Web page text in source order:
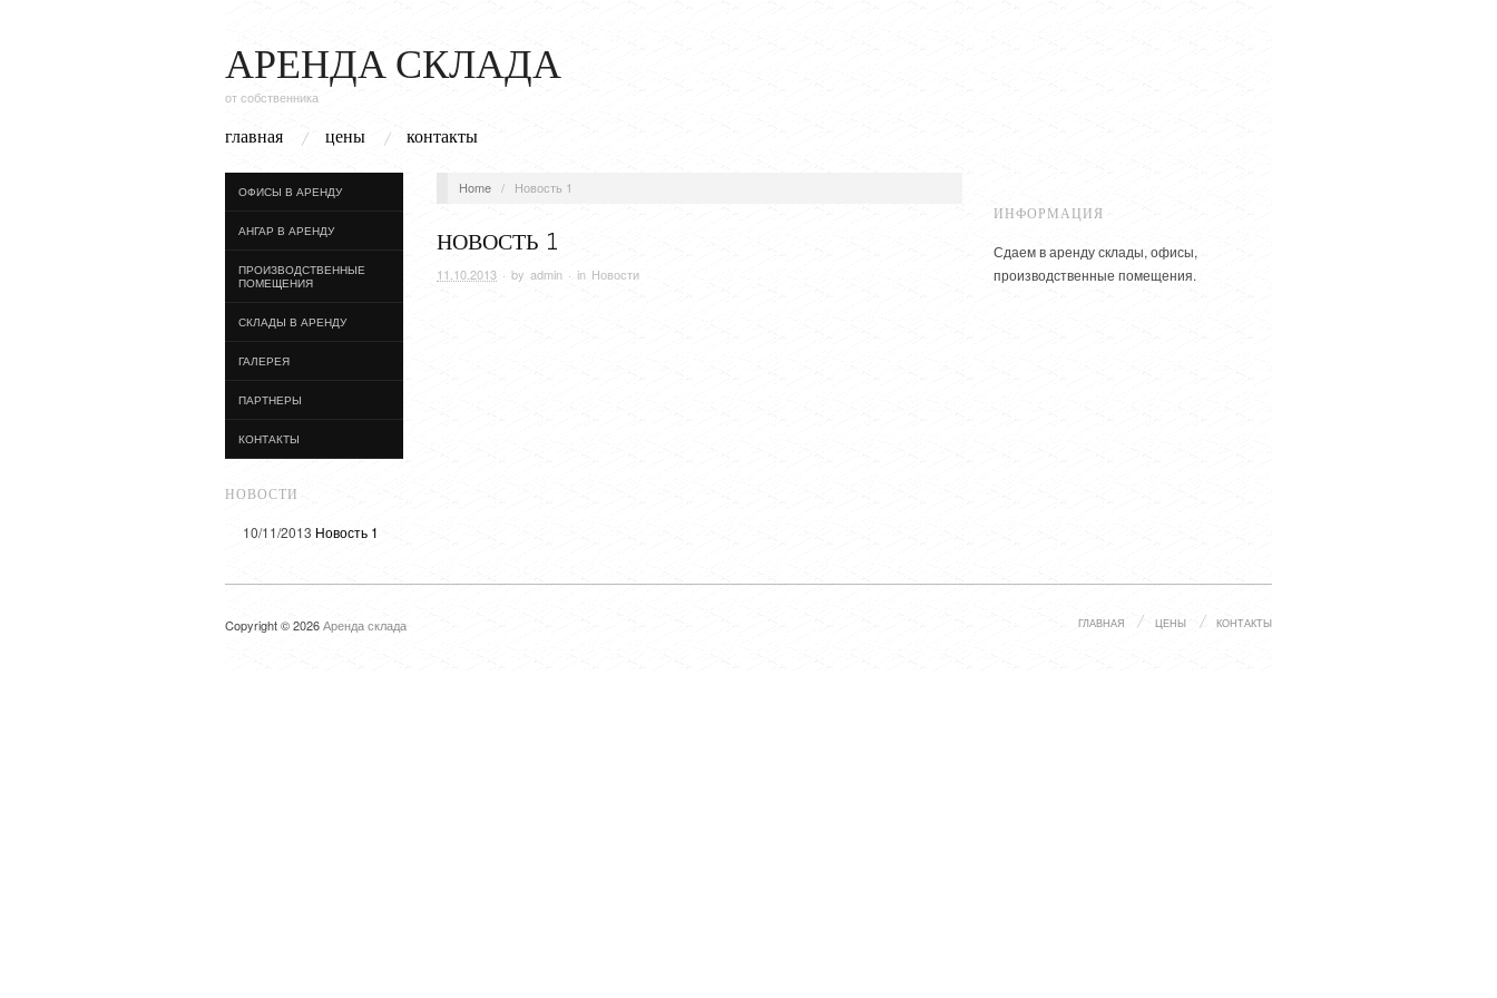
АРЕНДА СКЛАДА
от собственника
главная цены контакты
ОФИСЫ В АРЕНДУ
АНГАР В АРЕНДУ
ПРОИЗВОДСТВЕННЫЕ
ПОМЕЩЕНИЯ
СКЛАДЫ В АРЕНДУ
ГАЛЕРЕЯ
ПАРТНЕРЫ
КОНТАКТЫ
НОВОСТИ
10/11/2013 Новость 1
Home / Новость 1
НОВОСТЬ 1
11.10.2013 · by admin · in Новости
ИНФОРМАЦИЯ
Сдаем в аренду склады, офисы,
производственные помещения.
Copyright © 2026Аренда склада ГЛАВНАЯ ЦЕНЫ КОНТАКТЫ